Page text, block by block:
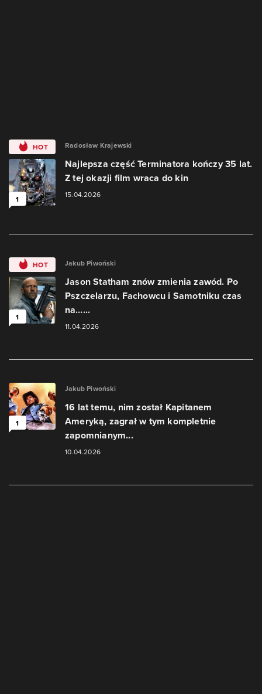
HOT
1
Radosław Krajewski
Najlepsza część Terminatora kończy 35 lat.
Z tej okazji film wraca do kin
15.04.2026
HOT
1
Jakub Piwoński
Jason Statham znów zmienia zawód. Po
Pszczelarzu, Fachowcu i Samotniku czas
na…...
11.04.2026
1
Jakub Piwoński
16 lat temu, nim został Kapitanem
Ameryką, zagrał w tym kompletnie
zapomnianym...
10.04.2026